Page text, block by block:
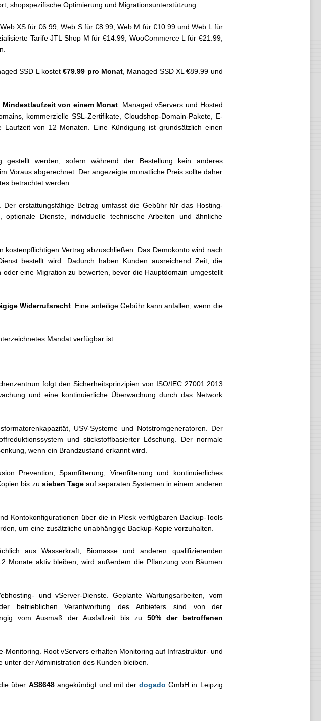
shopspezifische Optimierung und Migrationsunterstützung.
Web XS für €6.99, Web S für €8.99, Web M für €10.99 und Web L für
Tarife JTL Shop M für €14.99, WooCommerce L für €21.99,
SSD L kostet€79.99 pro Monat, Managed SSD XL €89.99 und
Mindestlaufzeit von einem Monat . Managed vServers und Hosted
kommerzielle SSL-Zertifikate, Cloudshop-Domain-Pakete, E-
von 12 Monaten. Eine Kündigung ist grundsätzlich einen
werden, sofern während der Bestellung kein anderes
Voraus abgerechnet. Der angezeigte monatliche Preis sollte daher
betrachtet werden.
Der erstattungsfähige Betrag umfasst die Gebühr für das Hosting-
optionale Dienste, individuelle technische Arbeiten und ähnliche
kostenpflichtigen Vertrag abzuschließen. Das Demokonto wird nach
bestellt wird. Dadurch haben Kunden ausreichend Zeit, die
eine Migration zu bewerten, bevor die Hauptdomain umgestellt
Widerrufsrecht . Eine anteilige Gebühr kann anfallen, wenn die
Mandat verfügbar ist.
folgt den Sicherheitsprinzipien von ISO/IEC 27001:2013
und eine kontinuierliche Überwachung durch das Network
USV-Systeme und Notstromgeneratoren. Der
und stickstoffbasierter Löschung. Der normale
wenn ein Brandzustand erkannt wird.
Prevention, Spamfilterung, Virenfilterung und kontinuierliches
bis zu sieben Tageauf separaten Systemen in einem anderen
Kontokonfigurationen über die in Plesk verfügbaren Backup-Tools
um eine zusätzliche unabhängige Backup-Kopie vorzuhalten.
aus Wasserkraft, Biomasse und anderen qualifizierenden
Monate aktiv bleiben, wird außerdem die Pflanzung von Bäumen
und vServer-Dienste. Geplante Wartungsarbeiten, vom
betrieblichen Verantwortung des Anbieters sind von der
vom Ausmaß der Ausfallzeit bis zu 50% der betroffenen
Root vServers erhalten Monitoring auf Infrastruktur- und
der Administration des Kunden bleiben.
die über AS8648angekündigt und mit derdogado GmbH in Leipzig